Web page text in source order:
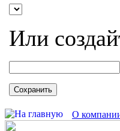
Или
Сохранить
О